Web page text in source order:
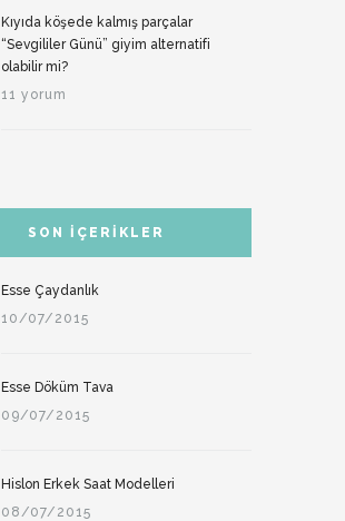
Kıyıda köşede kalmış parçalar
“Sevgililer Günü” giyim alternatifi
olabilir mi?
11 yorum
SON İÇERIKLER
Esse Çaydanlık
10/07/2015
Esse Döküm Tava
09/07/2015
Hislon Erkek Saat Modelleri
08/07/2015